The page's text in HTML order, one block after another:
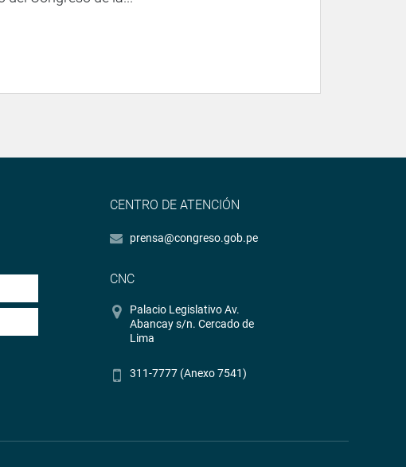
CENTRO DE ATENCIÓN
prensa@congreso.gob.pe
CNC
Palacio Legislativo Av.
Abancay s/n. Cercado de
Lima
311-7777 (Anexo 7541)